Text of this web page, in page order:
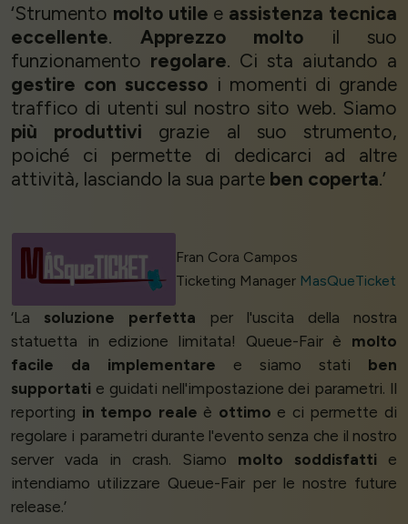
‘Strumento molto utile e assistenza tecnica
eccellente. Apprezzo molto il suo
funzionamento regolare. Ci sta aiutando a
gestire con successo i momenti di grande
traffico di utenti sul nostro sito web. Siamo
più produttivi grazie al suo strumento,
poiché ci permette di dedicarci ad altre
attività, lasciando la sua parte ben coperta.’
Fran Cora Campos
Ticketing Manager MasQueTicket
‘La soluzione perfetta per l'uscita della nostra
statuetta in edizione limitata! Queue-Fair è molto
facile da implementare e siamo stati ben
supportati e guidati nell'impostazione dei parametri. Il
reporting in tempo reale è ottimo e ci permette di
regolare i parametri durante l'evento senza che il nostro
server vada in crash. Siamo molto soddisfatti e
intendiamo utilizzare Queue-Fair per le nostre future
release.’